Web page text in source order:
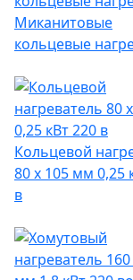
Миканитовые
кольцевые
Кольцевой
80 х 105 мм 0,25
в